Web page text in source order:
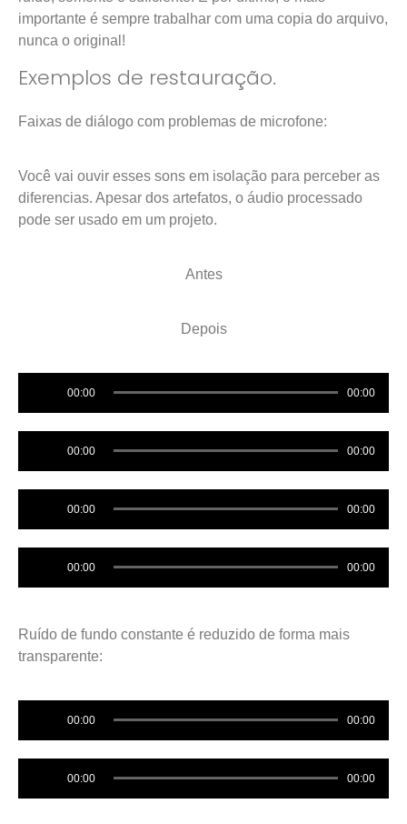
importante é sempre trabalhar com uma copia do arquivo,
nunca o original!
Exemplos de restauração.
Faixas de diálogo com problemas de microfone:
Você vai ouvir esses sons em isolação para perceber as
diferencias. Apesar dos artefatos, o áudio processado
pode ser usado em um projeto.
Antes
Depois
00:00 00:00
00:00 00:00
00:00 00:00
00:00 00:00
Ruído de fundo constante é reduzido de forma mais
transparente:
00:00 00:00
00:00 00:00